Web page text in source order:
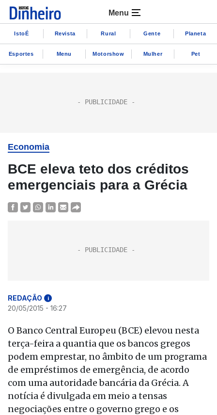
Menu
IstoÉ Revista Rural Gente Planeta
Esportes Menu Motorshow Mulher Pet
Economia
BCE eleva teto dos créditos
emergenciais para a Grécia
REDAÇÃO i
20/05/2015 - 16:27
O Banco Central Europeu (BCE) elevou nesta
terça-feira a quantia que os bancos gregos
podem emprestar, no âmbito de um programa
de empréstimos de emergência, de acordo
com uma autoridade bancária da Grécia. A
notícia é divulgada em meio a tensas
negociações entre o governo grego e os